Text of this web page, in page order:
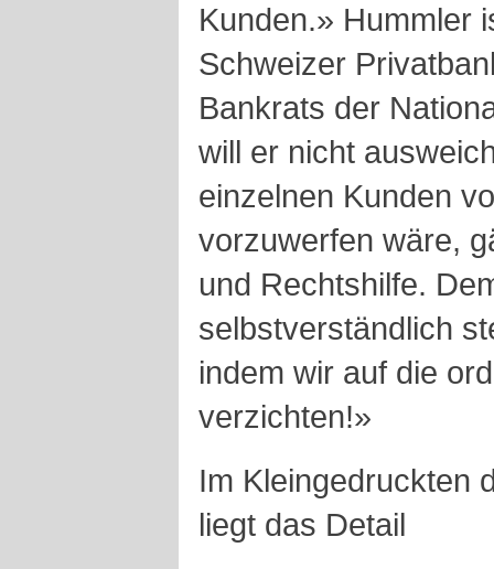
Kunden.» Hummler
Schweizer
Bankrats der
will er nicht
einzelnen Kunden
vorzuwerfen wäre,
und Rechtshilfe.
selbstverständlich
indem wir auf die
verzichten!»
Im Kleingedruckten
liegt das Detail